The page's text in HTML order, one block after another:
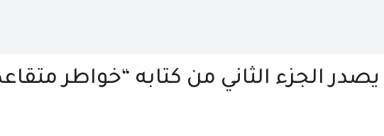
الجزء الثاني من كتابه “خواطر